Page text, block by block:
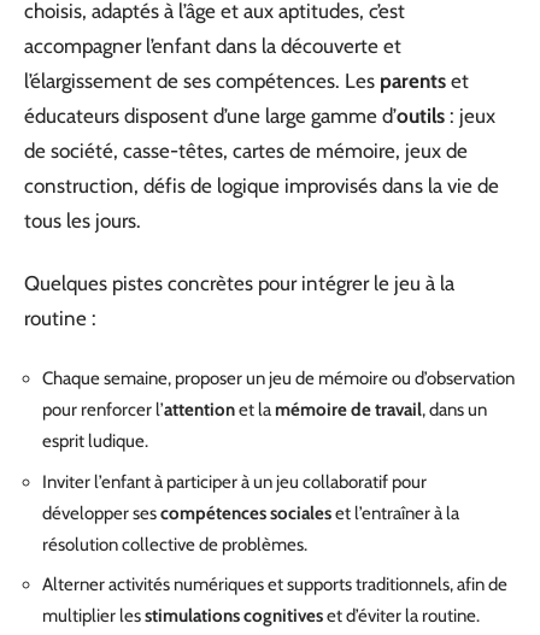
choisis, adaptés à l’âge et aux aptitudes, c’est
accompagner l’enfant dans la découverte et
l’élargissement de ses compétences. Les parents et
éducateurs disposent d’une large gamme d’outils : jeux
de société, casse-têtes, cartes de mémoire, jeux de
construction, défis de logique improvisés dans la vie de
tous les jours.
Quelques pistes concrètes pour intégrer le jeu à la
routine :
Chaque semaine, proposer un jeu de mémoire ou d’observation
pour renforcer l’attentionet lamémoire de travail, dans un
esprit ludique.
Inviter l’enfant à participer à un jeu collaboratif pour
développer sescompétences socialeset l’entraîner à la
résolution collective de problèmes.
Alterner activités numériques et supports traditionnels, afin de
multiplier lesstimulations cognitiveset d’éviter la routine.